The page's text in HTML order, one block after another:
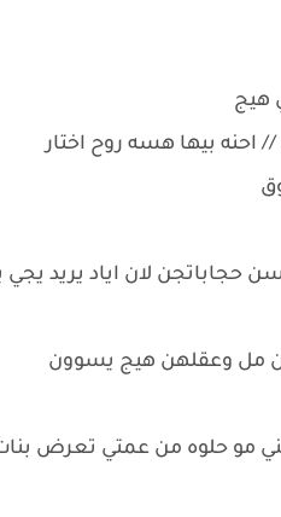
هيج
احنه بيها هسه روح اختار
حجاباتجن لان اياد يريد
مل وعقلهن هيج يسوون
مو حلوه من عمتي تعرض